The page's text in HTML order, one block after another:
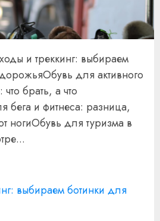
и треккинг: выбираем
для активного
брать, а что
бега и фитнеса: разница,
ногиОбувь для туризма в
выбираем ботинки для